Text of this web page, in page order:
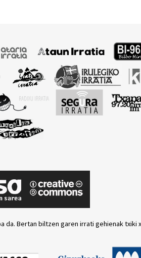
Bertan biltzen garen irrati gehienak